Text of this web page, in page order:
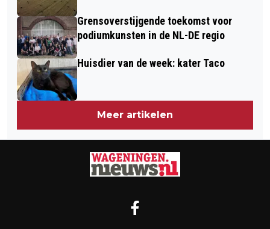
Grensoverstijgende toekomst voor
podiumkunsten in de NL-DE regio
Huisdier van de week: kater Taco
Meer artikelen